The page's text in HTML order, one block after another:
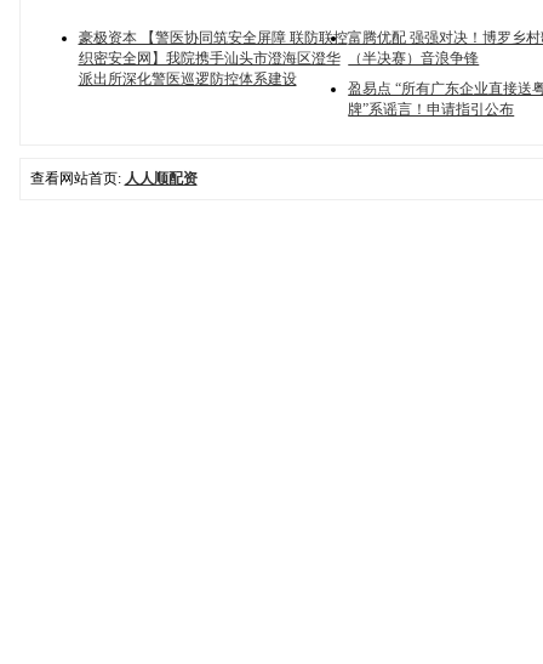
豪极资本 【警医协同筑安全屏障 联防联控
织密安全网】我院携手汕头市澄海区澄华
派出所深化警医巡逻防控体系建设
富腾优配 强强对决！博罗乡
（半决赛）音浪争锋
盈易点 “所有广东企业直接送
牌”系谣言！申请指引公布
查看网站首页: 人人顺配资